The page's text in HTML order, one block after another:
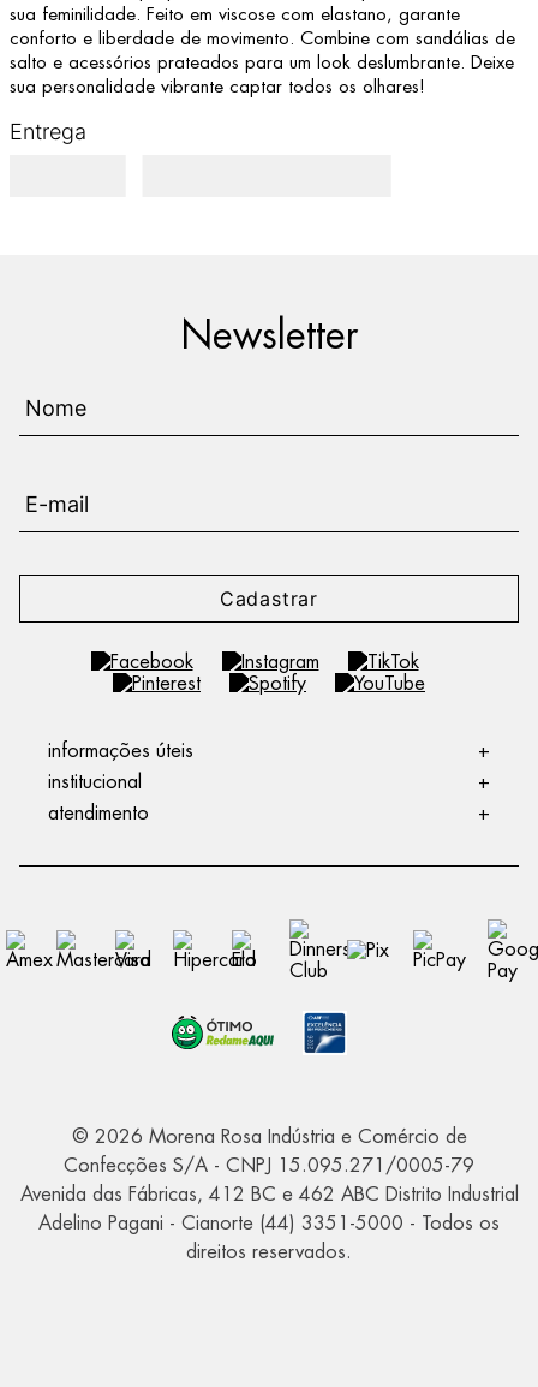
sua feminilidade. Feito em viscose com elastano, garante
conforto e liberdade de movimento. Combine com sandálias de
salto e acessórios prateados para um look deslumbrante. Deixe
sua personalidade vibrante captar todos os olhares!
Entrega
Newsletter
Cadastrar
informações úteis
+
institucional
+
atendimento
+
© 2026 Morena Rosa Indústria e Comércio de
Confecções S/A - CNPJ 15.095.271/0005-79
Avenida das Fábricas, 412 BC e 462 ABC Distrito Industrial
Adelino Pagani - Cianorte (44) 3351-5000 - Todos os
direitos reservados.